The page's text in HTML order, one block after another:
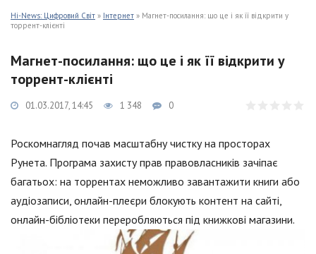
Hi-News: Цифровий Світ » Інтернет » Магнет-посилання: що це і як її відкрити у
торрент-клієнті
Магнет-посилання: що це і як її відкрити у
торрент-клієнті
01.03.2017, 14:45 1 348 0
Роскомнагляд почав масштабну чистку на просторах
Рунета. Програма захисту прав правовласників зачіпає
багатьох: на торрентах неможливо завантажити книги або
аудіозаписи, онлайн-плеєри блокують контент на сайті,
онлайн-бібліотеки переробляються під книжкові магазини.